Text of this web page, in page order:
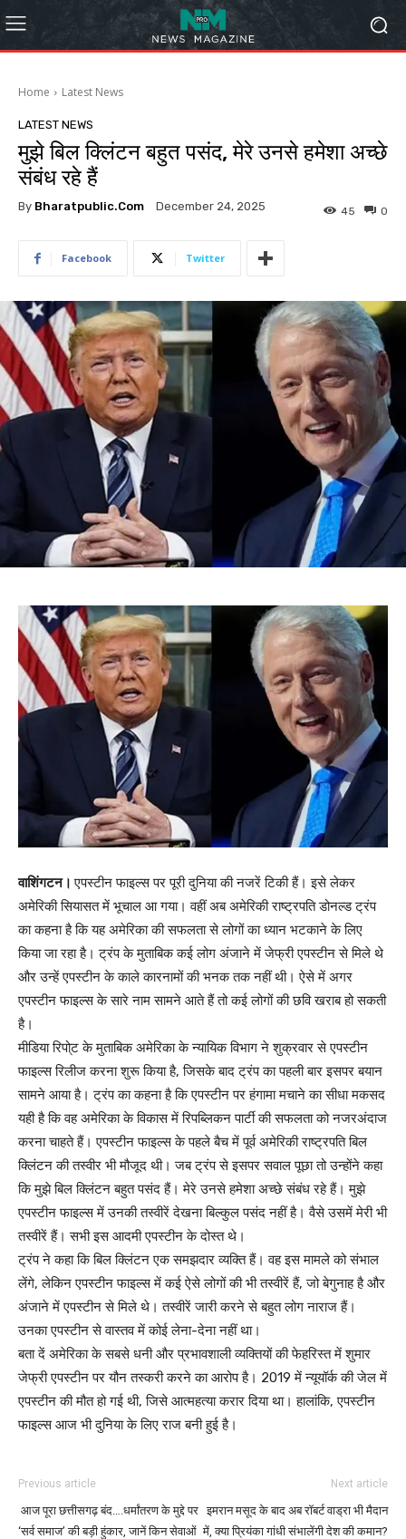
Home Latest News
LATEST NEWS
मुझे बिल क्लिंटन बहुत पसंद, मेरे उनसे हमेशा अच्छे
संबंध रहे हैं
By Bharatpublic.com December 24, 2025 0
45
Facebook Twitter
वाशिंगटन।एपस्टीन फाइल्स पर पूरी दुनिया की नजरें टिकी हैं। इसे लेकर
अमेरिकी सियासत में भूचाल आ गया। वहीं अब अमेरिकी राष्ट्रपति डोनल्ड ट्रंप
का कहना है कि यह अमेरिका की सफलता से लोगों का ध्यान भटकाने के लिए
किया जा रहा है। ट्रंप के मुताबिक कई लोग अंजाने में जेफ्री एपस्टीन से मिले थे
और उन्हें एपस्टीन के काले कारनामों की भनक तक नहीं थी। ऐसे में अगर
एपस्टीन फाइल्स के सारे नाम सामने आते हैं तो कई लोगों की छवि खराब हो सकती
है।
मीडिया रिपो्ट के मुताबिक अमेरिका के न्यायिक विभाग ने शुक्रवार से एपस्टीन
फाइल्स रिलीज करना शुरू किया है, जिसके बाद ट्रंप का पहली बार इसपर बयान
सामने आया है। ट्रंप का कहना है कि एपस्टीन पर हंगामा मचाने का सीधा मकसद
यही है कि वह अमेरिका के विकास में रिपब्लिकन पार्टी की सफलता को नजरअंदाज
करना चाहते हैं। एपस्टीन फाइल्स के पहले बैच में पूर्व अमेरिकी राष्ट्रपति बिल
क्लिंटन की तस्वीर भी मौजूद थी। जब ट्रंप से इसपर सवाल पूछा तो उन्होंने कहा
कि मुझे बिल क्लिंटन बहुत पसंद हैं। मेरे उनसे हमेशा अच्छे संबंध रहे हैं। मुझे
एपस्टीन फाइल्स में उनकी तस्वीरें देखना बिल्कुल पसंद नहीं है। वैसे उसमें मेरी भी
तस्वीरें हैं। सभी इस आदमी एपस्टीन के दोस्त थे।
ट्रंप ने कहा कि बिल क्लिंटन एक समझदार व्यक्ति हैं। वह इस मामले को संभाल
लेंगे, लेकिन एपस्टीन फाइल्स में कई ऐसे लोगों की भी तस्वीरें हैं, जो बेगुनाह है और
अंजाने में एपस्टीन से मिले थे। तस्वीरें जारी करने से बहुत लोग नाराज हैं।
उनका एपस्टीन से वास्तव में कोई लेना-देना नहीं था।
बता दें अमेरिका के सबसे धनी और प्रभावशाली व्यक्तियों की फेहरिस्त में शुमार
जेफ्री एपस्टीन पर यौन तस्करी करने का आरोप है। 2019 में न्यूयॉर्क की जेल में
एपस्टीन की मौत हो गई थी, जिसे आत्महत्या करार दिया था। हालांकि, एपस्टीन
फाइल्स आज भी दुनिया के लिए राज बनी हुई है।
Previous article
आज पूरा छत्तीसगढ़ बंद….धर्मांतरण के मुद्दे पर
‘सर्व समाज’ की बड़ी हुंकार, जानें किन सेवाओं
Next article
इमरान मसूद के बाद अब रॉबर्ट वाड्रा भी मैदान
में, क्या प्रियंका गांधी संभालेंगी देश की कमान?